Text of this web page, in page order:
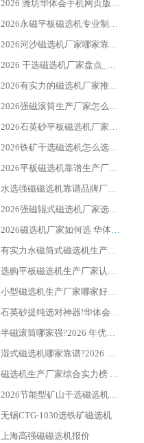
2026 潍坊华体会手机网页版-华体会(中国) _矿用 RCT永磁滚筒提纯设备 厂家实力与应用优势全解析
2026永磁平板磁选机专业制造 华体会手机网页版-华体会(中国) 靠谱生产厂家
2026河沙磁选机厂家哪家靠谱?华体会手机网页版-华体会(中国) 优质河沙磁选机厂家推荐
2026 干选磁选机厂家盘点_华体会手机网页版-华体会(中国) 靠谱品牌选型指南
2026有实力的磁选机厂家推荐_华体会手机网页版-华体会(中国) _行业标杆与优质厂商盘点
2026强磁滚筒生产厂家怎么选?行业口碑推荐华体会手机网页版-华体会(中国)
2026石英砂平板磁选机厂家推荐 华体会手机网页版-华体会(中国) 技术实力备受行业认可
2026铁矿干选磁选机怎么选?源头厂家华体会手机网页版-华体会(中国) ，用实力说话
2026平板磁选机靠谱生产厂家怎么选?行业标杆华体会手机网页版-华体会(中国) ，凭硬实力脱颖而出
水选强磁磁选机靠谱品牌厂家推荐：华体会手机网页版-华体会(中国) ，技术实力与口碑双在线
2026强磁辊式磁选机厂家选购技巧_认准华体会手机网页版-华体会(中国) 生产厂家
2026磁选机厂家如何选 华体会手机网页版-华体会(中国) 生产厂家14年行业经验支招
有实力永磁筒式磁选机生产厂家优质设备推荐榜｜华体会手机网页版-华体会(中国) 领衔
选购平板磁选机生产厂家认准华体会手机网页版-华体会(中国) 老牌生产厂家收获众多回头客
小型磁选机生产厂家哪家好?2026 年实测推荐，华体会手机网页版-华体会(中国) 十年口碑厂值得闭眼入
石英砂提纯选对神器!华体会手机网页版-华体会(中国) 强磁辊式磁选机价格优势全解析(2026 实测)
半磁滚筒哪家强?2026 年优质厂家推荐，华体会手机网页版-华体会(中国) 为什么能领跑行业
湿式磁选机哪家靠谱?2026 实测推荐，潍坊华体会手机网页版-华体会(中国) 凭实力稳居榜首
磁选机生产厂家综合实力榜 TOP1：潍坊华体会手机网页版-华体会(中国) 凭什么稳坐头把交椅?
2026节能型矿山干选磁选机：无水高效选矿的核心装备
无锡CTG-1030选铁矿磁选机
上海高强磁磁选机报价